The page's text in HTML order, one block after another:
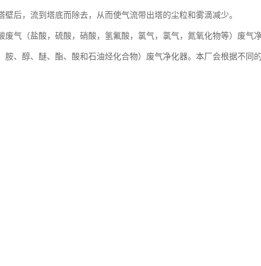
后，流到塔底而除去，从而使气流带出塔的尘粒和雾滴减少。
气（盐酸，硫酸，硝酸，氢氟酸，氯气，氯气，氮氧化物等）废气
胺、醇、醚、酯、酸和石油烃化合物）废气净化器。本厂会根据不同